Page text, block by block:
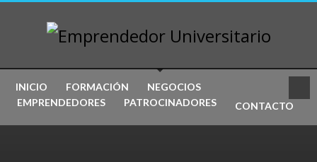
INICIO FORMACIÓN
NEGOCIOS
EMPRENDEDORES
PATROCINADORES CONTACTO